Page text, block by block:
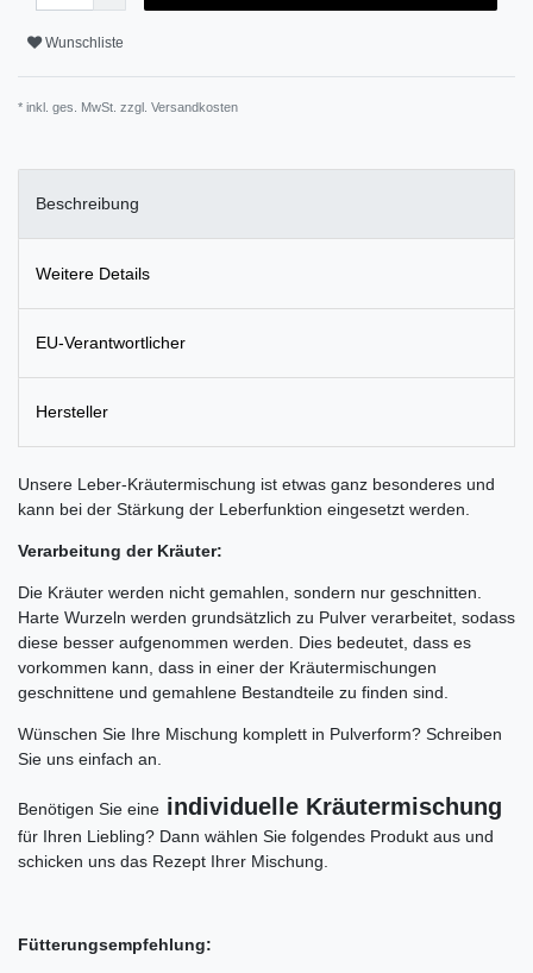
Wunschliste
* inkl. ges. MwSt. zzgl. Versandkosten
Beschreibung
Weitere Details
EU-Verantwortlicher
Hersteller
Unsere Leber-Kräutermischung ist etwas ganz besonderes und
kann bei der Stärkung der Leberfunktion eingesetzt werden.
Verarbeitung der Kräuter:
Die Kräuter werden nicht gemahlen, sondern nur geschnitten.
Harte Wurzeln werden grundsätzlich zu Pulver verarbeitet, sodass
diese besser aufgenommen werden. Dies bedeutet, dass es
vorkommen kann, dass in einer der Kräutermischungen
geschnittene und gemahlene Bestandteile zu finden sind.
Wünschen Sie Ihre Mischung komplett in Pulverform? Schreiben
Sie uns einfach an.
Benötigen Sie eine individuelle Kräutermischung
für Ihren Liebling? Dann wählen Sie folgendes Produkt aus und
schicken uns das Rezept Ihrer Mischung.
Fütterungsempfehlung: